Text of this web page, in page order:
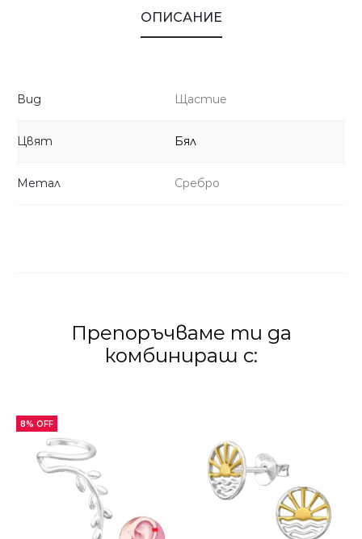
ОПИСАНИЕ
Вид Щастие
Цвят Бял
Метал Сребро
Препоръчваме ти да
комбинираш с:
8% OFF